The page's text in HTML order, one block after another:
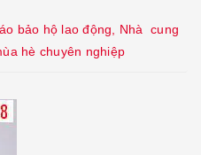
bảo hộ lao động, Nhà cung
hè chuyên nghiệp